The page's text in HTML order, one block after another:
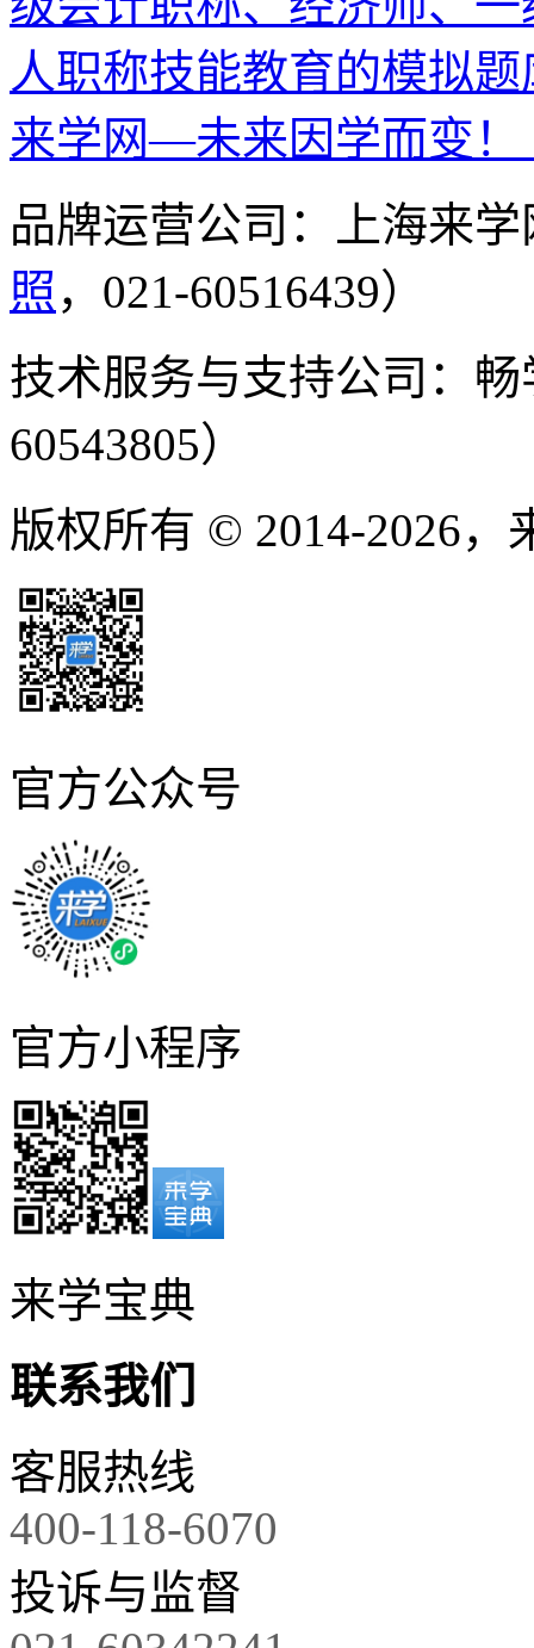
人职称技能教育的模拟
来学网—未来因学而变！
品牌运营公司：上海来
照 ，021-60516439）
技术服务与支持公司：
60543805）
版权所有 © 2014-2026，
官方公众号
官方小程序
来学宝典
联系我们
客服热线
400-118-6070
投诉与监督